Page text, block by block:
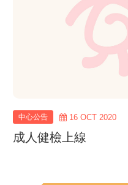
中心公告 16 OCT 2020
成人健檢上線